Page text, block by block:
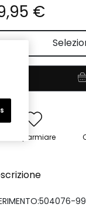
€
Risparmiare